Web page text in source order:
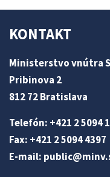
KONTAKT
Ministerstvo vnútra
Pribinova 2
812 72 Bratislava
Telefón: +421 2 5094
Fax: +421 2 5094 4397
E-mail: public@minv